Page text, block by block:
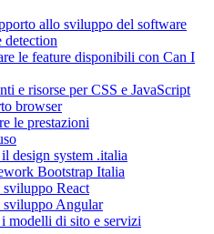
allo sviluppo del software
detection
le feature disponibili con Can I
e risorse per CSS e JavaScript
browser
le prestazioni
design system .italia
Bootstrap Italia
React
Angular
modelli di sito e servizi